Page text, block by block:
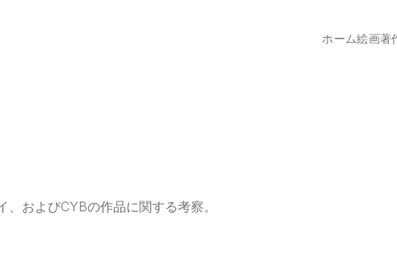
ホーム絵画著
およびCYBの作品に関する考察。